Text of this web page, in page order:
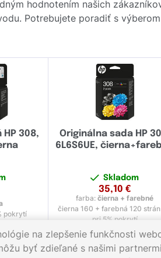
hodnotením našich
Potrebujete poradiť s
308,
pokrytí
Originálna sada HP
6L6S6UE,
Skladom
35,10 €
farba:čierna + farebné
čierna 160 + farebná 120
pri 5% pokrytí
na zlepšenie funkčnosti
byť zdieľané s našimi